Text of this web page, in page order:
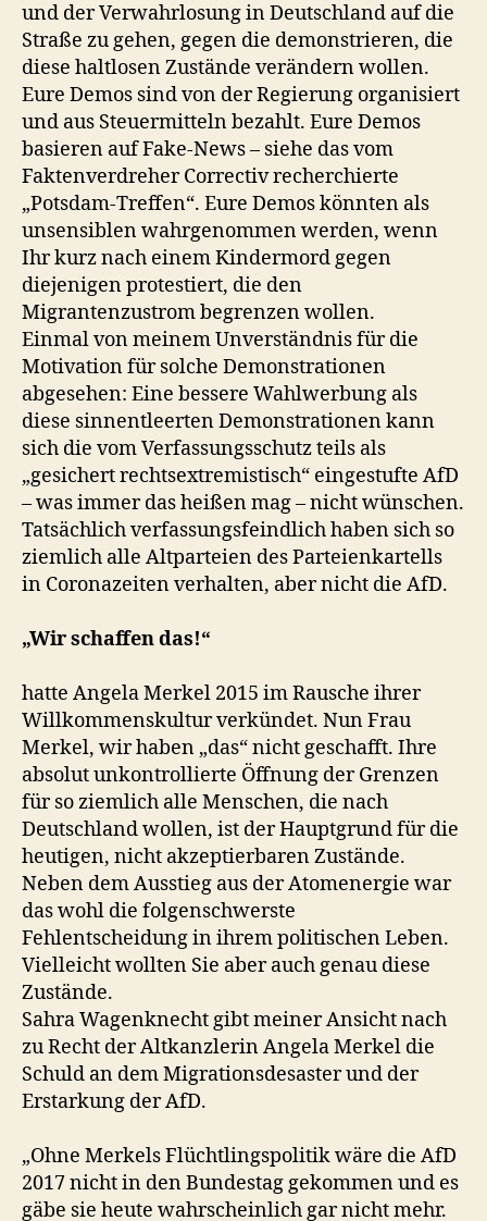
und der Verwahrlosung in Deutschland auf die
Straße zu gehen, gegen die demonstrieren, die
diese haltlosen Zustände verändern wollen.
Eure Demos sind von der Regierung organisiert
und aus Steuermitteln bezahlt. Eure Demos
basieren auf Fake-News – siehe das vom
Faktenverdreher Correctiv recherchierte
„Potsdam-Treffen“. Eure Demos könnten als
unsensiblen wahrgenommen werden, wenn
Ihr kurz nach einem Kindermord gegen
diejenigen protestiert, die den
Migrantenzustrom begrenzen wollen.
Einmal von meinem Unverständnis für die
Motivation für solche Demonstrationen
abgesehen: Eine bessere Wahlwerbung als
diese sinnentleerten Demonstrationen kann
sich die vom Verfassungsschutz teils als
„gesichert rechtsextremistisch“ eingestufte AfD
– was immer das heißen mag – nicht wünschen.
Tatsächlich verfassungsfeindlich haben sich so
ziemlich alle Altparteien des Parteienkartells
in Coronazeiten verhalten, aber nicht die AfD.
„Wir schaffen das!“
hatte Angela Merkel 2015 im Rausche ihrer
Willkommenskultur verkündet. Nun Frau
Merkel, wir haben „das“ nicht geschafft. Ihre
absolut unkontrollierte Öffnung der Grenzen
für so ziemlich alle Menschen, die nach
Deutschland wollen, ist der Hauptgrund für die
heutigen, nicht akzeptierbaren Zustände.
Neben dem Ausstieg aus der Atomenergie war
das wohl die folgenschwerste
Fehlentscheidung in ihrem politischen Leben.
Vielleicht wollten Sie aber auch genau diese
Zustände.
Sahra Wagenknecht gibt meiner Ansicht nach
zu Recht der Altkanzlerin Angela Merkel die
Schuld an dem Migrationsdesaster und der
Erstarkung der AfD.
„Ohne Merkels Flüchtlingspolitik wäre die AfD
2017 nicht in den Bundestag gekommen und es
gäbe sie heute wahrscheinlich gar nicht mehr.